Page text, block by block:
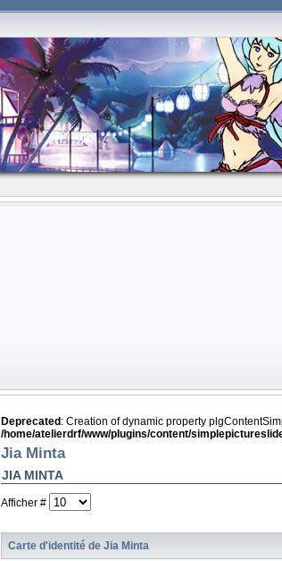
Deprecated : Creation of dynamic property
/home/atelierdrf/www/plugins/content/
Jia Minta
JIA MINTA
Afficher #
Carte d'identité de Jia Minta